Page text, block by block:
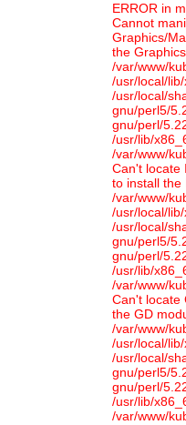
ERROR in
Cannot
Graphics/
the
/var/www/
/usr/local/
/usr/local/
gnu/perl5/
gnu/perl/
/usr/lib/
/var/www/
Can't locate
to install the
/var/www/
/usr/local/
/usr/local/
gnu/perl5/
gnu/perl/
/usr/lib/
/var/www/
Can't locate
the GD
/var/www/
/usr/local/
/usr/local/
gnu/perl5/
gnu/perl/
/usr/lib/
/var/www/